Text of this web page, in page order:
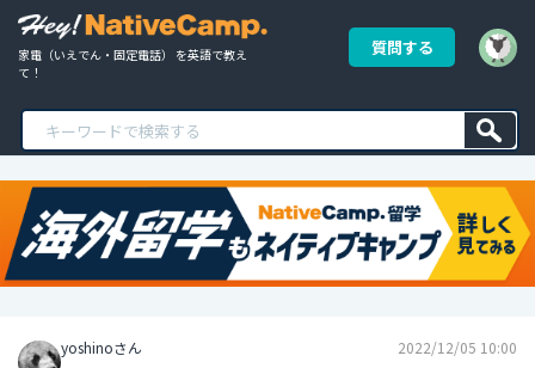
家電（いえでん・固定電話） を英語で教え
て！
質問する
yoshinoさん 2022/12/05 10:00